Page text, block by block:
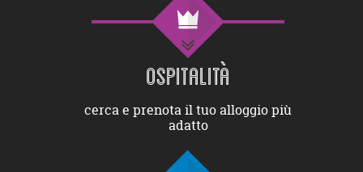
OSPITALITÀ
cerca e prenota il tuo alloggio più
adatto